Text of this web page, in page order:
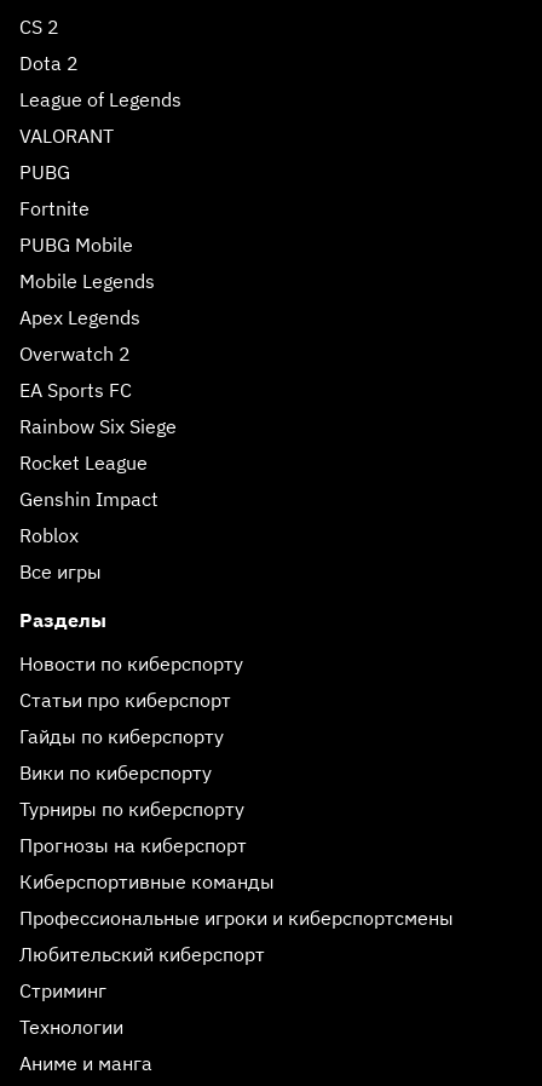
CS 2
Dota 2
League of Legends
VALORANT
PUBG
Fortnite
PUBG Mobile
Mobile Legends
Apex Legends
Overwatch 2
EA Sports FC
Rainbow Six Siege
Rocket League
Genshin Impact
Roblox
Все игры
Разделы
Новости по киберспорту
Статьи про киберспорт
Гайды по киберспорту
Вики по киберспорту
Турниры по киберспорту
Прогнозы на киберспорт
Киберспортивные команды
Профессиональные игроки и киберспортсмены
Любительский киберспорт
Стриминг
Технологии
Аниме и манга